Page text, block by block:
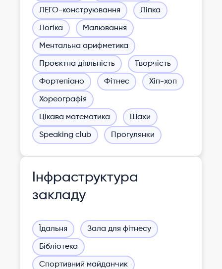
ЛЕГО-конструювання Ліпка
Логіка Малювання
Ментальна арифметика
Проєктна діяльність Творчість
Фортепіано Фітнес Хіп-хоп
Хореографія
Цікава математика Шахи
Speaking club Прогулянки
Інфраструктура
закладу
Їдальня Зала для фітнесу
Бібліотека
Спортивний майданчик